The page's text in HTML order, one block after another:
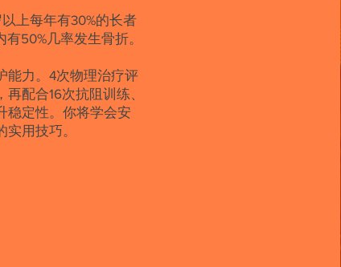
以上每年有30%的长者
50%几率发生骨折。
能力。4次物理治疗评
配合16次抗阻训练、
稳定性。你将学会安
用技巧。